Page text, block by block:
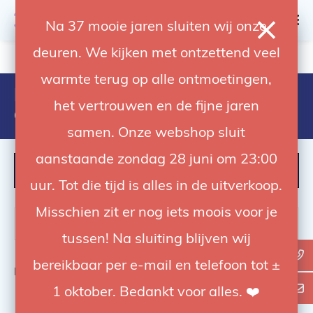
Na 37 mooie jaren sluiten wij onze
deuren. We kijken met ontzettend veel
warmte terug op alle ontmoetingen,
het vertrouwen en de fijne jaren
samen. Onze webshop sluit
aanstaande zondag 28 juni om 23:00
uur. Tot die tijd is alles in de uitverkoop.
Misschien zit er nog iets moois voor je
tussen! Na sluiting blijven wij
bereikbaar per e-mail en telefoon tot ±
1 oktober. Bedankt voor alles. ❤️
4.92 / 5 op trusted shops
Products tagged with fashion
grijs
Bekijk0 van de 0 producten